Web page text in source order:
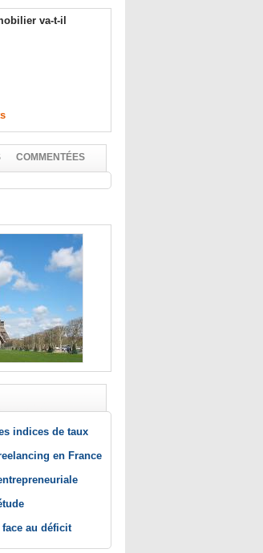
va-t-il
COMMENTÉES
indices de taux
en France
au déficit